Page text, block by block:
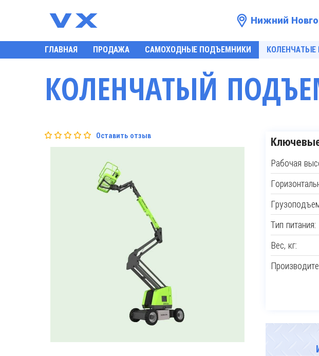
Нижний
ГЛАВНАЯ ПРОДАЖА САМОХОДНЫЕ ПОДЪЕМНИКИ
КОЛЕНЧАТЫЙ
Оставить отзыв
Рабочая
Тип питания:
Вес, кг: